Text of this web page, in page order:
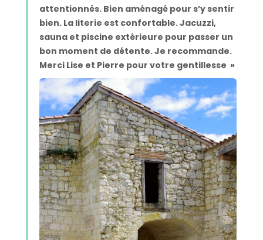
attentionnés. Bien aménagé pour s’y sentir
bien. La literie est confortable.Jacuzzi,
sauna et piscine extérieure pour passer un
bon moment de détente. Je recommande.
Merci Lise et Pierre pour votre gentillesse »